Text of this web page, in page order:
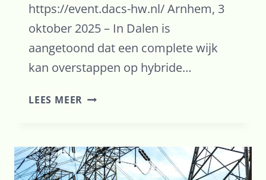
https://event.dacs-hw.nl/ Arnhem, 3
oktober 2025 – In Dalen is
aangetoond dat een complete wijk
kan overstappen op hybride…
LEES MEER RESULTATEN
VAN
100